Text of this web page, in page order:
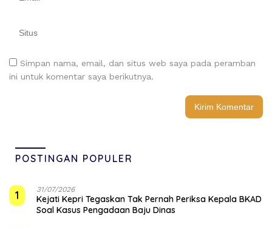
Simpan nama, email, dan situs web saya pada peramban
ini untuk komentar saya berikutnya.
POSTINGAN POPULER
1 31/07/2026
Kejati Kepri Tegaskan Tak Pernah Periksa Kepala BKAD
Soal Kasus Pengadaan Baju Dinas